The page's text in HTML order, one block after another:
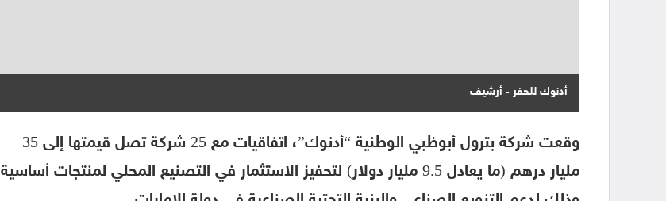
أدنوك للحفر - أرشيف
وقعت شركة بترول أبوظبي الوطنية “أدنوك”، اتفاقيات مع 25 شركة تصل قيمتها إلى 35
مليار درهم (ما يعادل 9.5 مليار دولار) لتحفيز الاستثمار في التصنيع المحلي لمنتجات أساسية